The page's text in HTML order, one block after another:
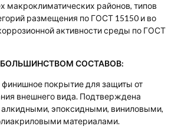
макроклиматических районов, типов
размещения по ГОСТ 15150 и во
активности среды по ГОСТ
СОСТАВОВ:
покрытие для защиты от
внешнего вида. Подтверждена
эпоксидными, виниловыми,
материалами.